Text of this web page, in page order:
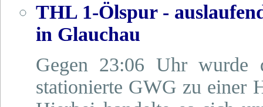
THL 1-Ölspur -
in Glauchau
Gegen 23:06 Uhr
stationierte GWG zu einer